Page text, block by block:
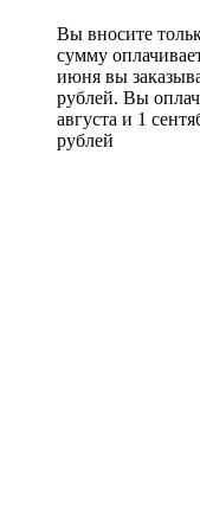
Вы вносите
сумму
июня вы
рублей. Вы
августа и 1
рублей